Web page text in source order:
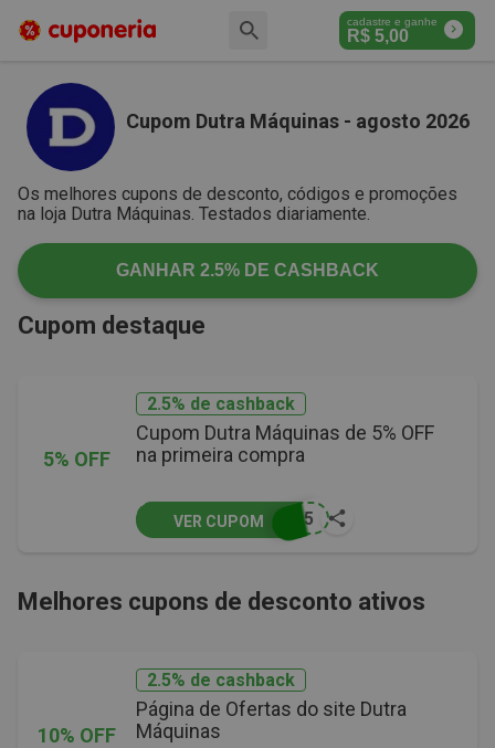
cadastre e ganhe
R$ 5,00
Cupom Dutra Máquinas - agosto 2026
Os melhores cupons de desconto, códigos e promoções
na loja Dutra Máquinas. Testados diariamente.
GANHAR 2.5% DE CASHBACK
Cupom destaque
5% OFF
2.5% de cashback
Cupom Dutra Máquinas de 5% OFF
na primeira compra
DO5
VER CUPOM
Melhores cupons de desconto ativos
10% OFF
2.5% de cashback
Página de Ofertas do site Dutra
Máquinas